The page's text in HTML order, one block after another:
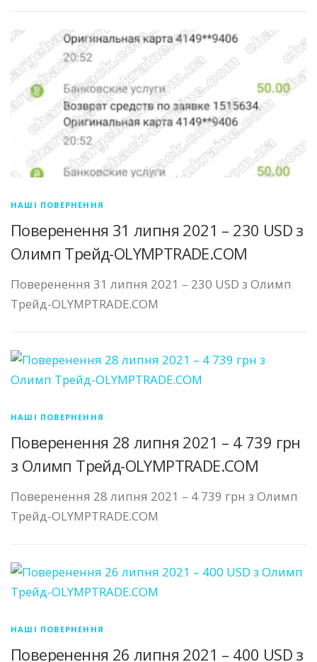
НАШІ ПОВЕРНЕННЯ
Поверенення 31 липня 2021 – 230 USD з
Олимп Трейд-OLYMPTRADE.COM
Поверенення 31 липня 2021 – 230 USD з Олимп
Трейд-OLYMPTRADE.COM
НАШІ ПОВЕРНЕННЯ
Поверенення 28 липня 2021 – 4 739 грн
з Олимп Трейд-OLYMPTRADE.COM
Поверенення 28 липня 2021 – 4 739 грн з Олимп
Трейд-OLYMPTRADE.COM
НАШІ ПОВЕРНЕННЯ
Поверенення 26 липня 2021 – 400 USD з